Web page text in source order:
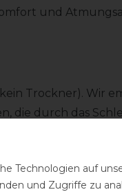
und
Trockner). Wir
die durch das
Gamaschen
den letzten Schliff
Technologien auf
und Zugriffe zu